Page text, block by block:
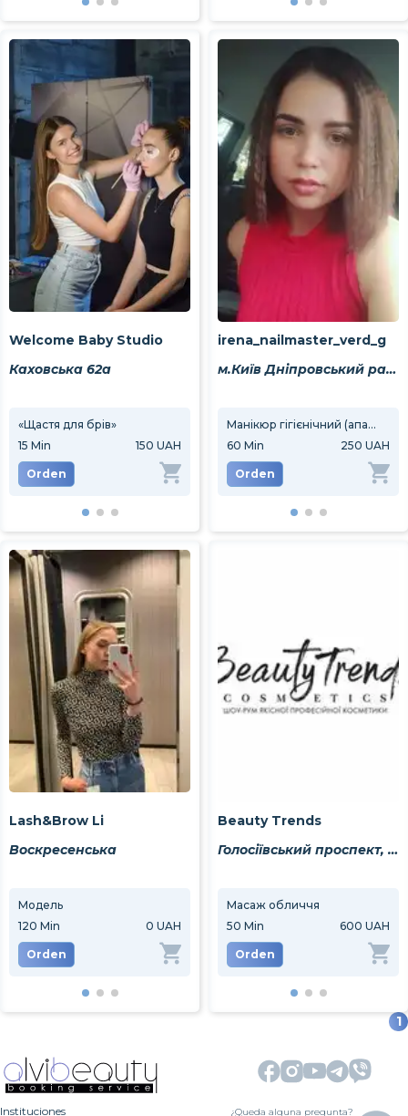
Welcome Baby Studio
Каховська 62а
«Щастя для брів»
15 Min 150 UAH
Orden
Корекція брів
Min 150 UAH
Orden
30
irena_nailmaster_verd_g
м.Київ Дніпровський район вул.Райдужна 41
Манікюр гігієнічний (апарат або комбі)
60 Min 250 UAH
Orden
Lash&Brow Li
Воскресенська
Модель
120 Min 0 UAH
Orden
Нарощування вій
Min 550 UAH
Orden
80
Beauty Trends
Голосіївський проспект, 62
Масаж обличчя
50 Min 600 UAH
Orden
1
Instituciones ¿Queda alguna pregunta?